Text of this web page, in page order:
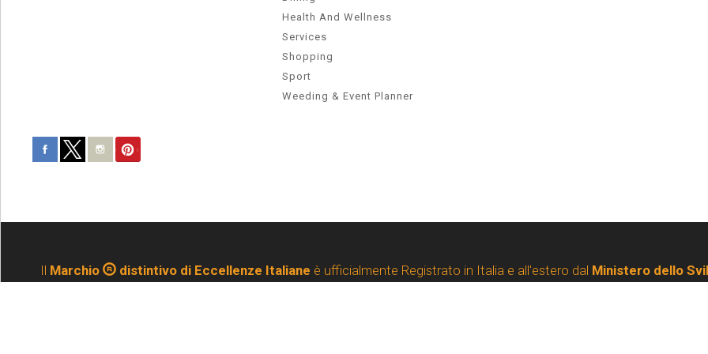
Health And Wellness
Services
Shopping
Sport
Weeding & Event Planner
Il Marchio distintivo di Eccellenze Italiane è ufficialmente Registrato in Italia e all'estero dal Ministero dello